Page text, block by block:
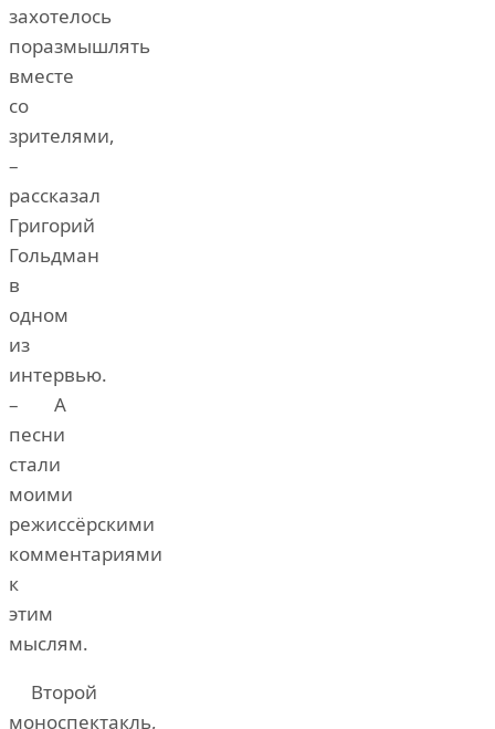
захотелось
поразмышлять
вместе
со
зрителями,
–
рассказал
Григорий
Гольдман
в
одном
из
интервью.
– А
песни
стали
моими
режиссёрскими
комментариями
к
этим
мыслям.
Второй
моноспектакль,